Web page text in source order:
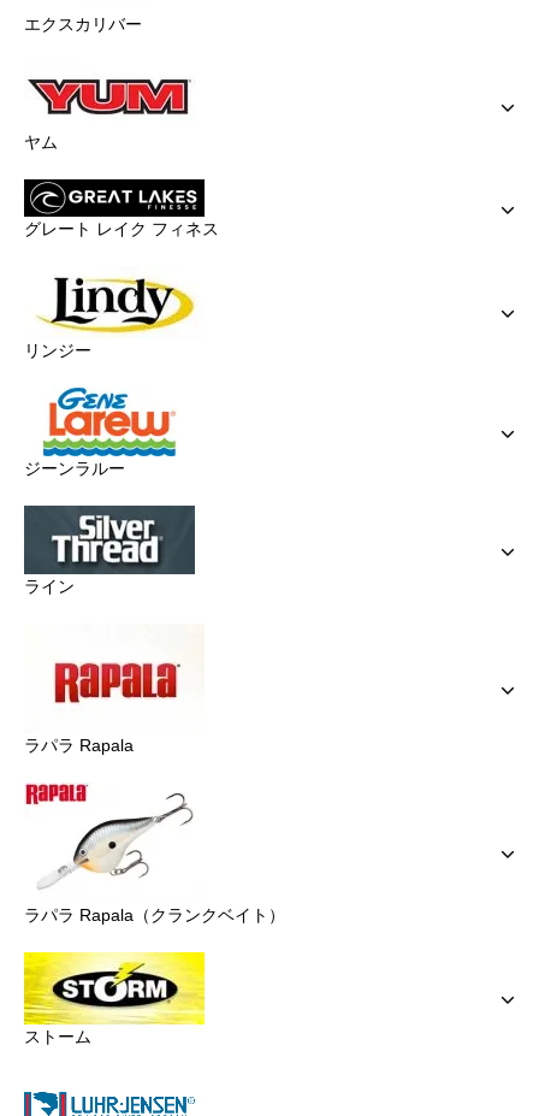
エクスカリバー
ヤム
グレート レイク フィネス
リンジー
ジーンラルー
ライン
ラパラ Rapala
ラパラ Rapala（クランクベイト）
ストーム